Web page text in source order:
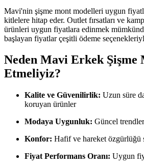
Mavi'nin şişme mont modelleri uygun
kitlelere hitap eder. Outlet fırsatları ve
ürünleri uygun fiyatlara edinmek
başlayan fiyatlar çeşitli ödeme
Neden Mavi Erkek Şişme
Etmeliyiz?
Kalite ve Güvenilirlik: Uzun süre
koruyan ürünler
Modaya Uygunluk: Güncel
Konfor: Hafif ve hareket özgürlüğü
Fiyat Performans Oranı: Uygun